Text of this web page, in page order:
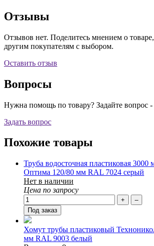
Отзывы
Отзывов нет. Поделитесь мнением о
другим покупателям с выбором.
Оставить отзыв
Вопросы
Нужна помощь по товару? Задайте вопрос
Задать вопрос
Похожие товары
Труба водосточная пластиковая 3000
Оптима 120/80 мм RAL 7024 серый
Нет в наличии
Цена по запросу
+
–
Под заказ
Хомут трубы пластиковый
мм RAL 9003 белый